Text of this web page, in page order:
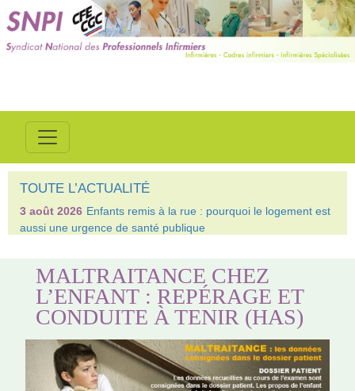
TOUTE L’ACTUALITÉ
3 août 2026 Enfants remis à la rue : pourquoi le logement est
aussi une urgence de santé publique
MALTRAITANCE CHEZ
L’ENFANT : REPÉRAGE ET
CONDUITE À TENIR (HAS)